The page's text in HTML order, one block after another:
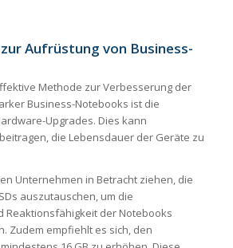
Aufrüstung von Business-
Methode zur Verbesserung der
Business-Notebooks ist die
Upgrades. Dies kann
die Lebensdauer der Geräte zu
Unternehmen in Betracht ziehen, die
auszutauschen, um die
Reaktionsfähigkeit der Notebooks
Zudem empfiehlt es sich, den